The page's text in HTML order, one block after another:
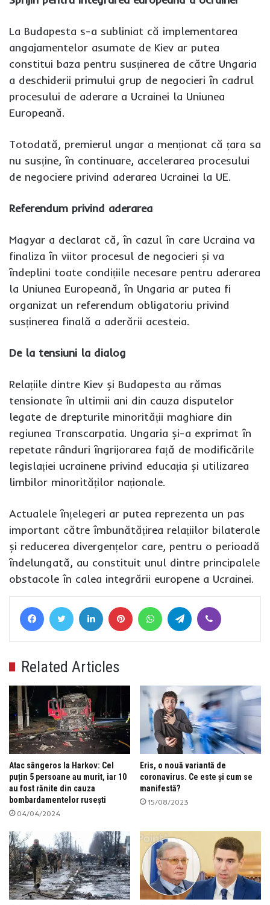
La Budapesta s-a subliniat că implementarea
angajamentelor asumate de Kiev ar putea
constitui baza pentru susținerea de către Ungaria
a deschiderii primului grup de negocieri în cadrul
procesului de aderare a Ucrainei la Uniunea
Europeană.
Totodată, premierul ungar a menționat că țara sa
nu susține, în continuare, accelerarea procesului
de negociere privind aderarea Ucrainei la UE.
Referendum privind aderarea
Magyar a declarat că, în cazul în care Ucraina va
finaliza în viitor procesul de negocieri și va
îndeplini toate condițiile necesare pentru aderarea
la Uniunea Europeană, în Ungaria ar putea fi
organizat un referendum obligatoriu privind
susținerea finală a aderării acesteia.
De la tensiuni la dialog
Relațiile dintre Kiev și Budapesta au rămas
tensionate în ultimii ani din cauza disputelor
legate de drepturile minorității maghiare din
regiunea Transcarpatia. Ungaria și-a exprimat în
repetate rânduri îngrijorarea față de modificările
legislației ucrainene privind educația și utilizarea
limbilor minorităților naționale.
Actualele înțelegeri ar putea reprezenta un pas
important către îmbunătățirea relațiilor bilaterale
și reducerea divergențelor care, pentru o perioadă
îndelungată, au constituit unul dintre principalele
obstacole în calea integrării europene a Ucrainei.
FacebookTwitter LinkedIn Pinterest WhatsAppTelegram
Related Articles
Atac sângeros la Harkov: Cel
puțin 5 persoane au murit, iar 10
au fost rănite din cauza
bombardamentelor rusești
04/04/2024
Eris, o nouă variantă de
coronavirus. Ce este și cum se
manifestă?
15/08/2023